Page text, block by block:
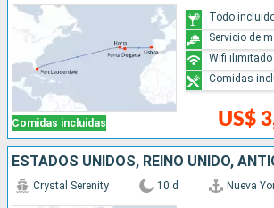
Comidas incluidas US$
Todo
Servicio de
Wifi ilimitado
Comidas
Crystal Serenity 10 d Nueva